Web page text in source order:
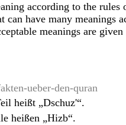
according to the
can have many meanings
meanings are
ueber-den-quran
heißt „Dschuz'“.
heißen „Hizb“.